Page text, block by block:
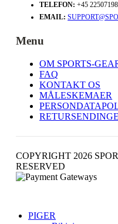
TELEFON: +45 22507198
EMAIL:
Menu
OM SPORTS-
FAQ
KONTAKT OS
MÅLESKEMAER
COPYRIGHT 2026
RESERVED
PIGER